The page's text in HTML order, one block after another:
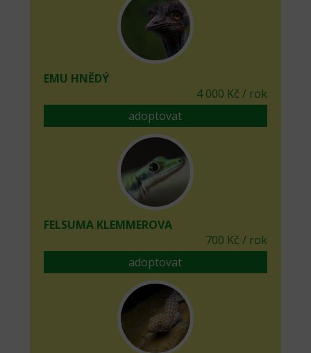
EMU HNĚDÝ
4 000 Kč / rok
adoptovat
FELSUMA KLEMMEROVA
700 Kč / rok
adoptovat